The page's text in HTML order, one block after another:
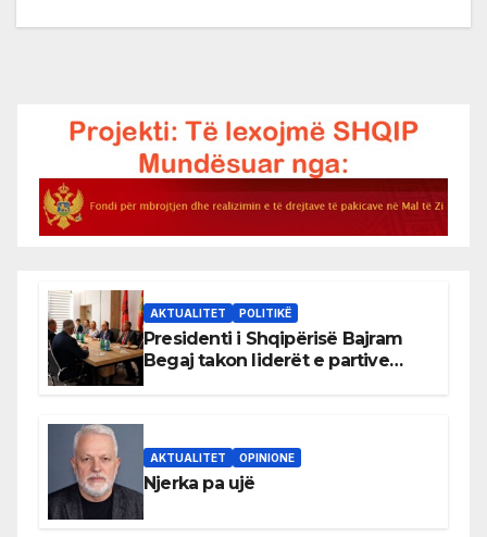
AKTUALITET POLITIKË
Presidenti i Shqipërisë Bajram
Begaj takon liderët e partive
AKTUALITET OPINIONE
Njerka pa ujë